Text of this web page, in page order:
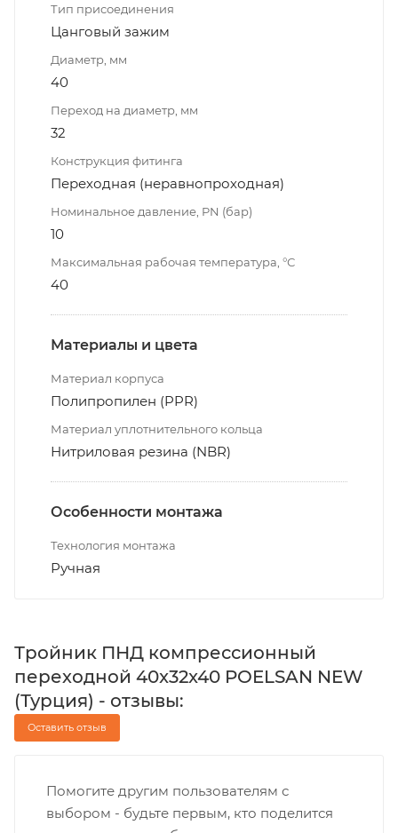
Тип присоединения
Цанговый зажим
Диаметр, мм
40
Переход на диаметр, мм
32
Конструкция фитинга
Переходная (неравнопроходная)
Номинальное давление, PN (бар)
10
Максимальная рабочая температура, °С
40
Материалы и цвета
Материал корпуса
Полипропилен (PPR)
Материал уплотнительного кольца
Нитриловая резина (NBR)
Особенности монтажа
Технология монтажа
Ручная
Тройник ПНД компрессионный
переходной 40x32x40 POELSAN NEW
(Турция) - отзывы:
Оставить отзыв
Помогите другим пользователям с
выбором - будьте первым, кто поделится